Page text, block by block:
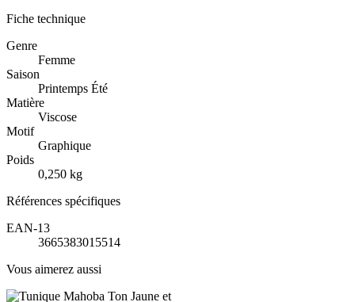
Fiche technique
Genre
Femme
Saison
Printemps Été
Matière
Viscose
Motif
Graphique
Poids
0,250 kg
Références spécifiques
EAN-13
3665383015514
Vous aimerez aussi